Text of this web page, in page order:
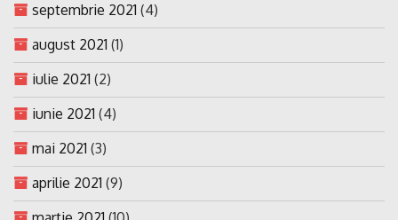
septembrie 2021 (4)
august 2021 (1)
iulie 2021 (2)
iunie 2021 (4)
mai 2021 (3)
aprilie 2021 (9)